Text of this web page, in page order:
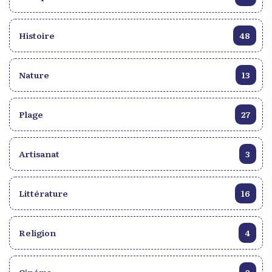
Histoire 48
Nature 13
Plage 27
Artisanat 3
Littérature 16
Religion 4